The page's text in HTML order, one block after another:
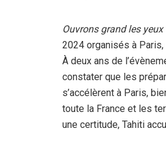
Ouvrons grand les yeux
2024 organisés à Paris,
À deux ans de
constater que les
s’accélèrent à Paris,
toute la France et les
une certitude, Tahiti